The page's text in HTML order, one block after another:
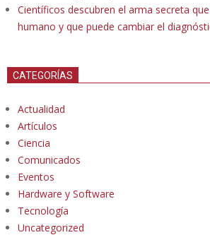
Científicos descubren el arma secreta
humano y que puede cambiar el
CATEGORÍAS
Actualidad
Artículos
Ciencia
Comunicados
Eventos
Hardware y Software
Tecnología
Uncategorized